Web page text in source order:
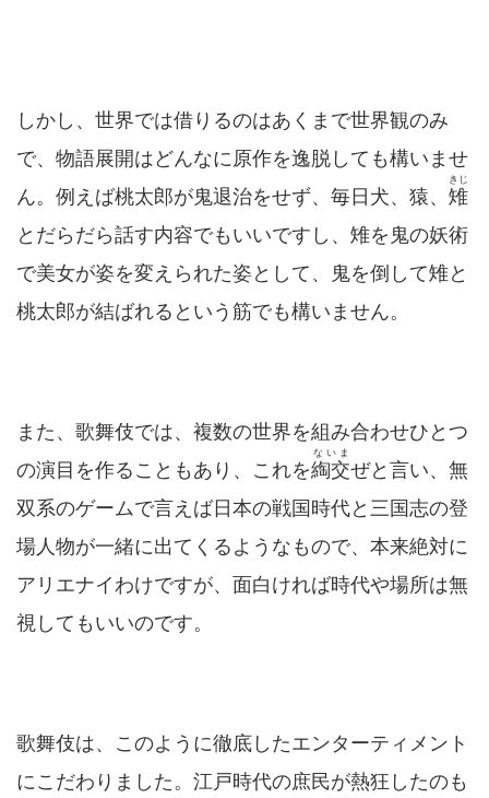
しかし、世界では借りるのはあくまで世界観のみ
で、物語展開はどんなに原作を逸脱しても構いませ
ん。例えば桃太郎が鬼退治をせず、毎日犬、猿、 雉
きじ
とだらだら話す内容でもいいですし、雉を鬼の妖術
で美女が姿を変えられた姿として、鬼を倒して雉と
桃太郎が結ばれるという筋でも構いません。
また、歌舞伎では、複数の世界を組み合わせひとつ
の演目を作ることもあり、これを綯交
ないま
ぜと言い、無
双系のゲームで言えば日本の戦国時代と三国志の登
場人物が一緒に出てくるようなもので、本来絶対に
アリエナイわけですが、面白ければ時代や場所は無
視してもいいのです。
歌舞伎は、このように徹底したエンターティメント
にこだわりました。江戸時代の庶民が熱狂したのも